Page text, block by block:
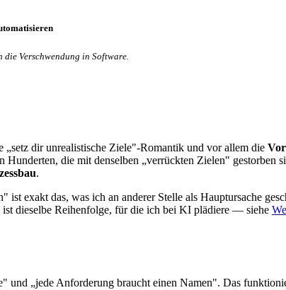
Verschwendung in Software.
dir unrealistische Ziele"-Romantik und vor allem die
die mit denselben „verrückten Zielen" gestorben
.
exakt das, was ich an anderer Stelle als Hauptursache
dieselbe Reihenfolge, für die ich bei KI plädiere — siehe
„jede Anforderung braucht einen Namen". Das